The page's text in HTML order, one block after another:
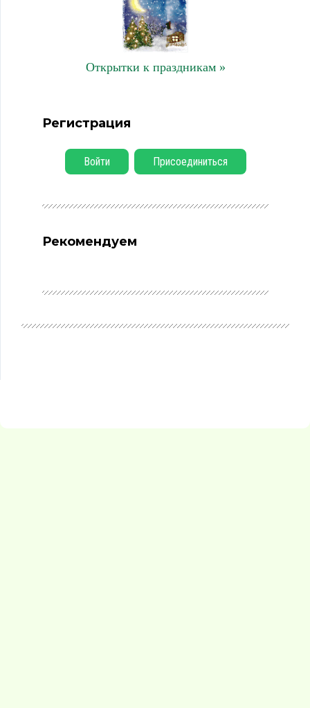
Открытки к праздникам »
Регистрация
Войти Присоединиться
Рекомендуем